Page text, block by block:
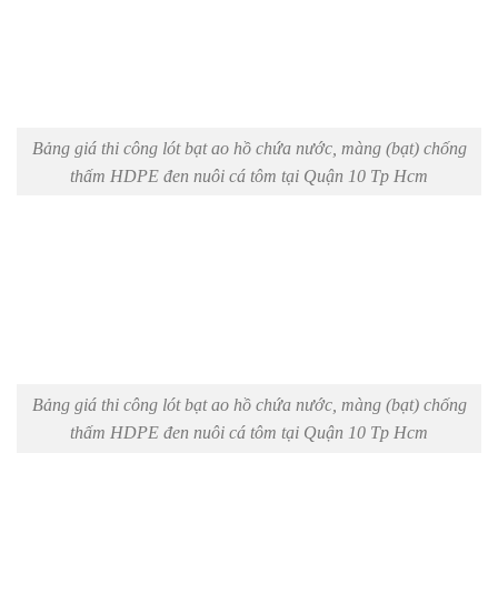
Bảng giá thi công lót bạt ao hồ chứa nước, màng (bạt) chống
thấm HDPE đen nuôi cá tôm tại Quận 10 Tp Hcm
Bảng giá thi công lót bạt ao hồ chứa nước, màng (bạt) chống
thấm HDPE đen nuôi cá tôm tại Quận 10 Tp Hcm